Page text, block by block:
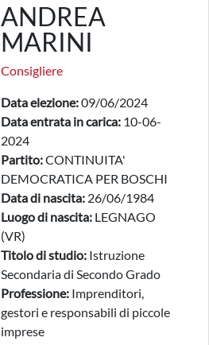
ANDREA
MARINI
Consigliere
Data elezione:09/06/2024
Data entrata in carica: 10-06-
2024
Partito:CONTINUITA'
DEMOCRATICA PER BOSCHI
Data di nascita: 26/06/1984
Luogo di nascita: LEGNAGO
(VR)
Titolo di studio: Istruzione
Secondaria di Secondo Grado
Professione: Imprenditori,
gestori e responsabili di piccole
imprese